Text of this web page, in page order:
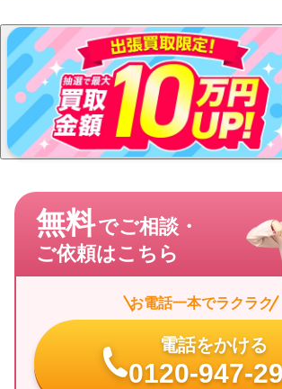
無料でご相談・
ご依頼はこちら
お電話一本でラクラク
電話をかける
0120-947-